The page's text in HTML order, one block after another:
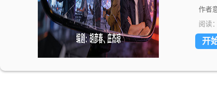
凶兽
与云
激战
得根
作者
阅读
开